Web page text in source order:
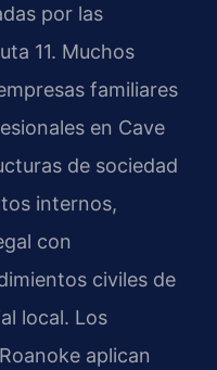
por las
11. Muchos
familiares
en Cave
de sociedad
internos,
con
civiles de
local. Los
aplican